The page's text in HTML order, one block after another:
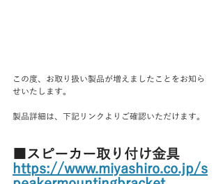
この度、お取り扱い製品が増えましたことをお知ら
せいたします。
製品詳細は、下記リンクよりご確認いただけます。
■スピーカー取り付け金具
https://www.miyashiro.co.jp/s